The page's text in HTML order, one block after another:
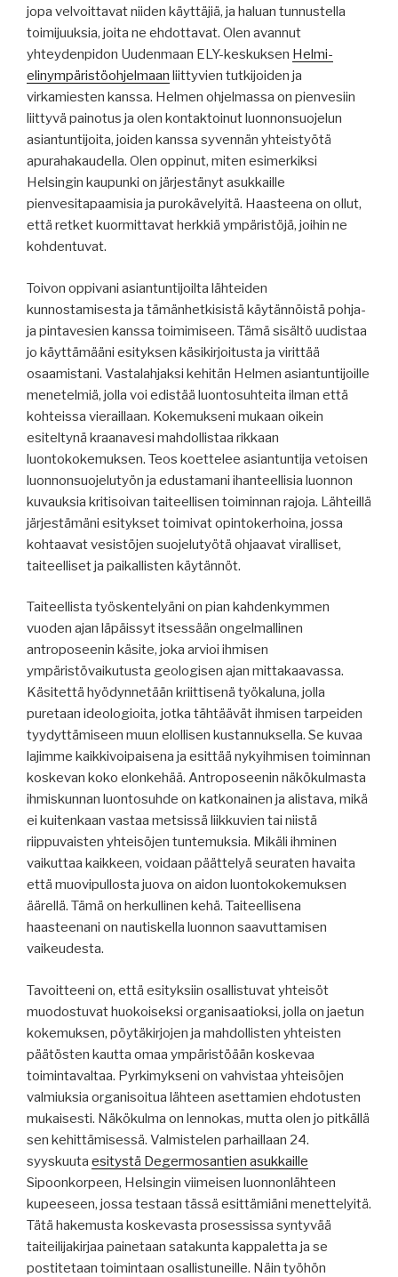
jopa velvoittavat niiden käyttäjiä, ja haluan tunnustella
toimijuuksia, joita ne ehdottavat. Olen avannut
yhteydenpidon Uudenmaan ELY-keskuksen Helmi-
elinympäristöohjelmaan liittyvien tutkijoiden ja
virkamiesten kanssa. Helmen ohjelmassa on pienvesiin
liittyvä painotus ja olen kontaktoinut luonnonsuojelun
asiantuntijoita, joiden kanssa syvennän yhteistyötä
apurahakaudella. Olen oppinut, miten esimerkiksi
Helsingin kaupunki on järjestänyt asukkaille
pienvesitapaamisia ja purokävelyitä. Haasteena on ollut,
että retket kuormittavat herkkiä ympäristöjä, joihin ne
kohdentuvat.
Toivon oppivani asiantuntijoilta lähteiden
kunnostamisesta ja tämänhetkisistä käytännöistä pohja-
ja pintavesien kanssa toimimiseen. Tämä sisältö uudistaa
jo käyttämääni esityksen käsikirjoitusta ja virittää
osaamistani. Vastalahjaksi kehitän Helmen asiantuntijoille
menetelmiä, jolla voi edistää luontosuhteita ilman että
kohteissa vieraillaan. Kokemukseni mukaan oikein
esiteltynä kraanavesi mahdollistaa rikkaan
luontokokemuksen. Teos koettelee asiantuntija vetoisen
luonnonsuojelutyön ja edustamani ihanteellisia luonnon
kuvauksia kritisoivan taiteellisen toiminnan rajoja. Lähteillä
järjestämäni esitykset toimivat opintokerhoina, jossa
kohtaavat vesistöjen suojelutyötä ohjaavat viralliset,
taiteelliset ja paikallisten käytännöt.
Taiteellista työskentelyäni on pian kahdenkymmen
vuoden ajan läpäissyt itsessään ongelmallinen
antroposeenin käsite, joka arvioi ihmisen
ympäristövaikutusta geologisen ajan mittakaavassa.
Käsitettä hyödynnetään kriittisenä työkaluna, jolla
puretaan ideologioita, jotka tähtäävät ihmisen tarpeiden
tyydyttämiseen muun elollisen kustannuksella. Se kuvaa
lajimme kaikkivoipaisena ja esittää nykyihmisen toiminnan
koskevan koko elonkehää. Antroposeenin näkökulmasta
ihmiskunnan luontosuhde on katkonainen ja alistava, mikä
ei kuitenkaan vastaa metsissä liikkuvien tai niistä
riippuvaisten yhteisöjen tuntemuksia. Mikäli ihminen
vaikuttaa kaikkeen, voidaan päättelyä seuraten havaita
että muovipullosta juova on aidon luontokokemuksen
äärellä. Tämä on herkullinen kehä. Taiteellisena
haasteenani on nautiskella luonnon saavuttamisen
vaikeudesta.
Tavoitteeni on, että esityksiin osallistuvat yhteisöt
muodostuvat huokoiseksi organisaatioksi, jolla on jaetun
kokemuksen, pöytäkirjojen ja mahdollisten yhteisten
päätösten kautta omaa ympäristöään koskevaa
toimintavaltaa. Pyrkimykseni on vahvistaa yhteisöjen
valmiuksia organisoitua lähteen asettamien ehdotusten
mukaisesti. Näkökulma on lennokas, mutta olen jo pitkällä
sen kehittämisessä. Valmistelen parhaillaan 24.
syyskuuta esitystä Degermosantien asukkaille
Sipoonkorpeen, Helsingin viimeisen luonnonlähteen
kupeeseen, jossa testaan tässä esittämiäni menettelyitä.
Tätä hakemusta koskevasta prosessissa syntyvää
taiteilijakirjaa painetaan satakunta kappaletta ja se
postitetaan toimintaan osallistuneille. Näin työhön